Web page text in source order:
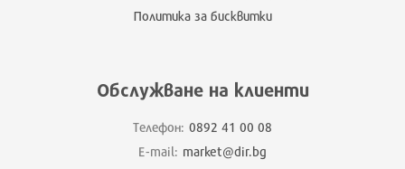
Политика за бисквитки
Обслужване на клиенти
Телефон: 0892 41 00 08
E-mail: market@dir.bg